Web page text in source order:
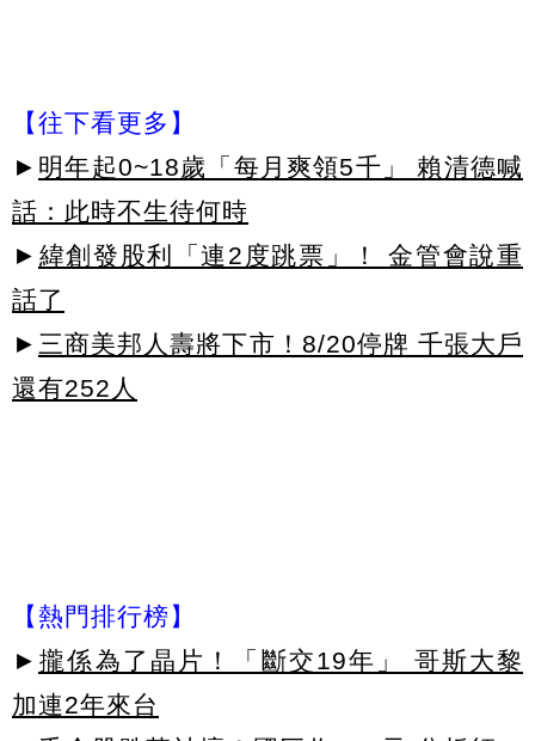
【往下看更多】
► 明年起0~18歲「每月爽領5千」 賴清德喊
話：此時不生待何時
► 緯創發股利「連2度跳票」！ 金管會說重
話了
► 三商美邦人壽將下市！8/20停牌 千張大戶
還有252人
【熱門排行榜】
► 攏係為了晶片！「斷交19年」 哥斯大黎
加連2年來台